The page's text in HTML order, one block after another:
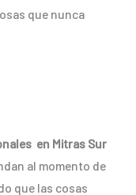
que nunca
en Mitras Sur
al momento de
que las cosas